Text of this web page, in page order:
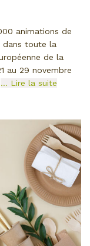
animations de
dans toute la
de la
au 29 novembre
… Lire la suite